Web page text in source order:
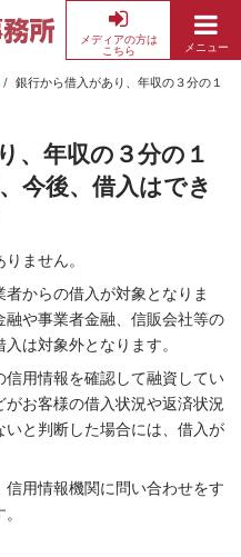
メディアの方は
こちら
メニュー
銀行から借入があり、年収の３分の１
、年収の３分の１
今後、借入はでき
ません。
からの借入が対象となりま
や事業者金融、信販会社等の
は対象外となります。
用情報を確認して融資してい
お客様の借入状況や返済状況
と判断した場合には、借入が
用情報機関に問い合わせをす